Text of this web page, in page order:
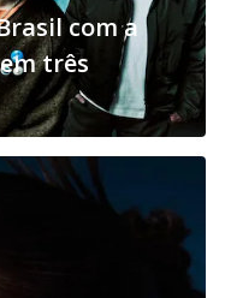
com a
três